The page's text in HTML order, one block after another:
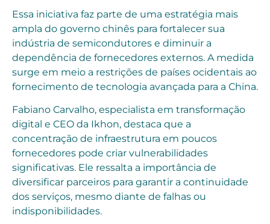
Essa iniciativa faz parte de uma estratégia mais
ampla do governo chinês para fortalecer sua
indústria de semicondutores e diminuir a
dependência de fornecedores externos. A medida
surge em meio a restrições de países ocidentais ao
fornecimento de tecnologia avançada para a China.
Fabiano Carvalho, especialista em transformação
digital e CEO da Ikhon, destaca que a
concentração de infraestrutura em poucos
fornecedores pode criar vulnerabilidades
significativas. Ele ressalta a importância de
diversificar parceiros para garantir a continuidade
dos serviços, mesmo diante de falhas ou
indisponibilidades.